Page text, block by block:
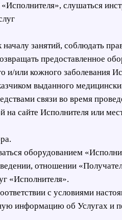
слушаться
занятий, соблюдать
предоставленное
или кожного заболевания
выданного
связи во время
сайте Исполнителя или
оборудованием
отношении
«Исполнителя».
с условиями
информацию об Услугах и